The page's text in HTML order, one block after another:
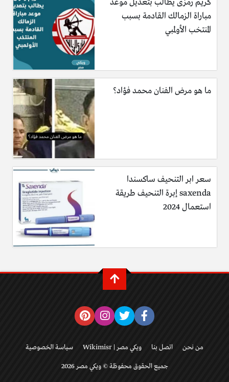
كريم رمزى يطالب بتعديل موعد
مباراة الزمالك القادمة بسبب
المنتخب الأولمبي
ما هو مرض الفنان محمد فؤاد؟
سعر ابر التنحيف ساكسندا
saxenda إبرة التنحيف طريقة
استعمال 2024
من نحن اتصل بنا ويكي مصر | Wikimisr سياسة الخصوصية
جميع الحقوق محفوظة © ويكي مصر 2026